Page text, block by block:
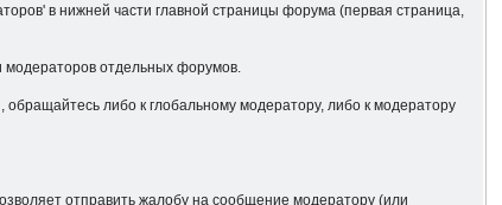
в нижней части главной страницы форума (первая страница,
модераторов отдельных форумов.
либо к глобальному модератору, либо к модератору
отправить жалобу на сообщение модератору (или